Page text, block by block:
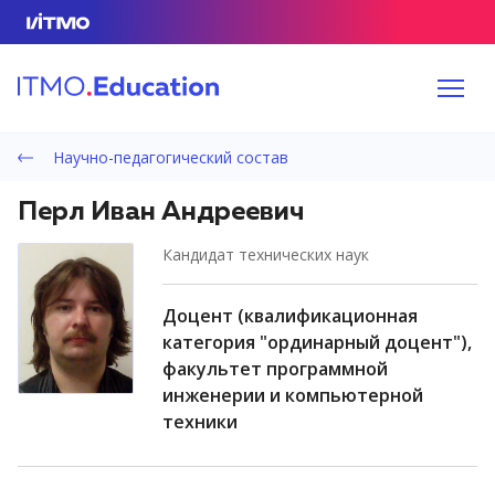
Научно-педагогический состав
Перл Иван Андреевич
кандидат технических наук
доцент (квалификационная
категория "ординарный доцент"),
факультет программной
инженерии и компьютерной
техники